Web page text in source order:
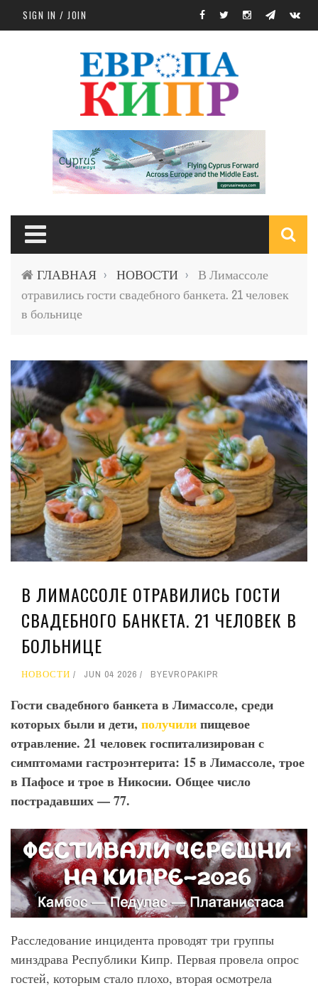
Skip to main content
SIGN IN / JOIN
ГЛАВНАЯ › НОВОСТИ ›
В Лимассоле
отравились гости свадебного банкета. 21 человек
в больнице
В ЛИМАССОЛЕ ОТРАВИЛИСЬ ГОСТИ
СВАДЕБНОГО БАНКЕТА. 21 ЧЕЛОВЕК В
БОЛЬНИЦЕ
НОВОСТИ JUN 04 2026 BYEVROPAKIPR
Гости свадебного банкета в Лимассоле, среди
которых были и дети, получилипищевое
отравление. 21 человек госпитализирован с
симптомами гастроэнтерита: 15 в Лимассоле, трое
в Пафосе и трое в Никосии. Общее число
пострадавших — 77.
Расследование инцидента проводят три группы
минздрава Республики Кипр. Первая провела опрос
гостей, которым стало плохо, вторая осмотрела